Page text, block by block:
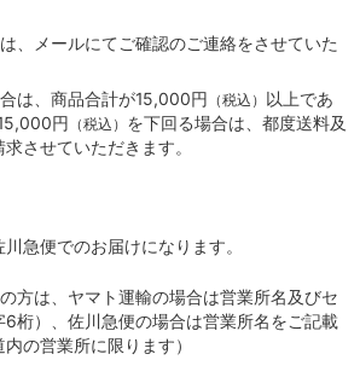
、メールにてご確認のご連絡をさせていた
は、商品合計が15,000円 （税込） 以上であ
円 （税込） を下回る場合は、都度送料及
させていただきます。
急便でのお届けになります。
方は、ヤマト運輸の場合は営業所名及びセ
6桁）、佐川急便の場合は営業所名をご記載
の営業所に限ります）